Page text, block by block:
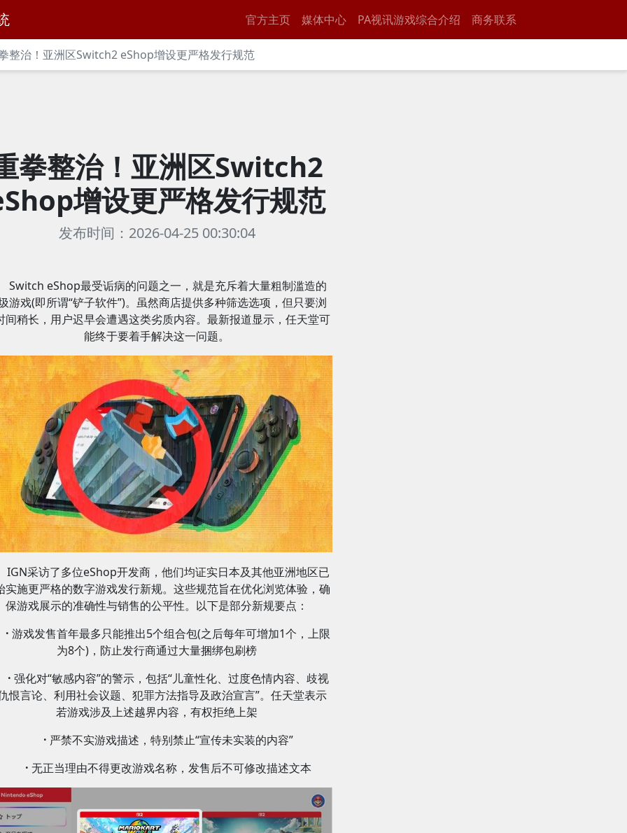
官方主页 媒体中心 PA视讯游戏综合介绍 商务联系
整治！亚洲区Switch2 eShop增设更严格发行规范
拳整治！亚洲区Switch2
增设更严格发行规范
发布时间：2026-04-25 00:30:04
Switch eShop最受诟病的问题之一，就是充斥着大量粗制滥造的
游戏(即所谓“铲子软件”)。虽然商店提供多种筛选选项，但只要浏
间稍长，用户迟早会遭遇这类劣质内容。最新报道显示，任天堂可
能终于要着手解决这一问题。
IGN采访了多位eShop开发商，他们均证实日本及其他亚洲地区已
实施更严格的数字游戏发行新规。这些规范旨在优化浏览体验，确
保游戏展示的准确性与销售的公平性。以下是部分新规要点：
· 游戏发售首年最多只能推出5个组合包(之后每年可增加1个，上限
为8个)，防止发行商通过大量捆绑包刷榜
· 强化对“敏感内容”的警示，包括“儿童性化、过度色情内容、歧视
恨言论、利用社会议题、犯罪方法指导及政治宣言”。任天堂表示
若游戏涉及上述越界内容，有权拒绝上架
· 严禁不实游戏描述，特别禁止“宣传未实装的内容”
· 无正当理由不得更改游戏名称，发售后不可修改描述文本